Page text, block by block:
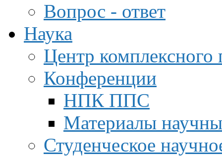
Вопрос - ответ
Наука
Центр
Конференции
НПК ППС
Материалы
Студенческое